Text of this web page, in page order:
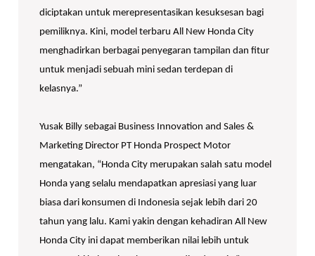
diciptakan untuk merepresentasikan kesuksesan bagi
pemiliknya. Kini, model terbaru All New Honda City
menghadirkan berbagai penyegaran tampilan dan fitur
untuk menjadi sebuah mini sedan terdepan di
kelasnya.”
Yusak Billy sebagai Business Innovation and Sales &
Marketing Director PT Honda Prospect Motor
mengatakan, “Honda City merupakan salah satu model
Honda yang selalu mendapatkan apresiasi yang luar
biasa dari konsumen di Indonesia sejak lebih dari 20
tahun yang lalu. Kami yakin dengan kehadiran All New
Honda City ini dapat memberikan nilai lebih untuk